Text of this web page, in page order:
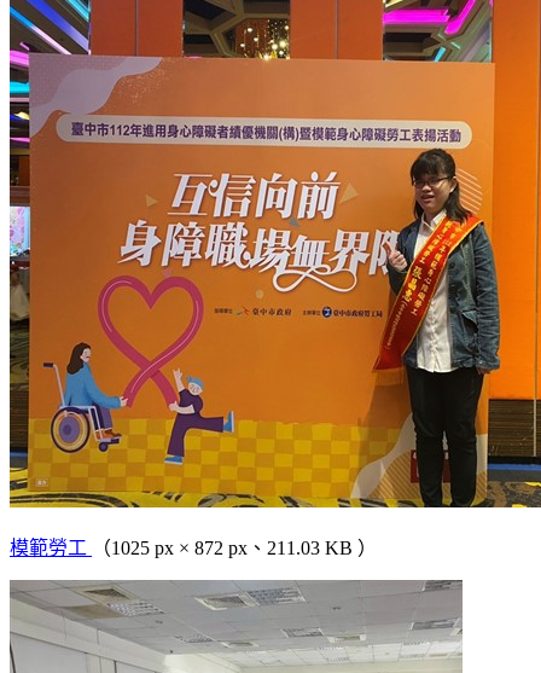
模範勞工 （1025 px × 872 px、211.03 KB ）